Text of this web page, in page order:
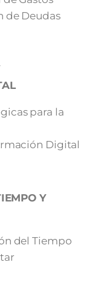
de Deudas
para la
Digital
Y
del Tiempo